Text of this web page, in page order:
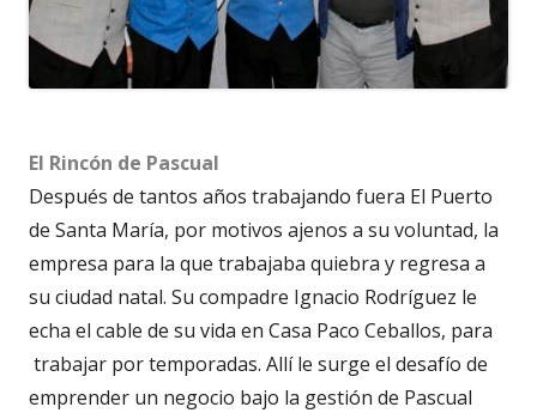
El Rincón de Pascual
Después de tantos años trabajando fuera El Puerto
de Santa María, por motivos ajenos a su voluntad, la
empresa para la que trabajaba quiebra y regresa a
su ciudad natal. Su compadre Ignacio Rodríguez le
echa el cable de su vida en Casa Paco Ceballos, para
trabajar por temporadas. Allí le surge el desafío de
emprender un negocio bajo la gestión de Pascual